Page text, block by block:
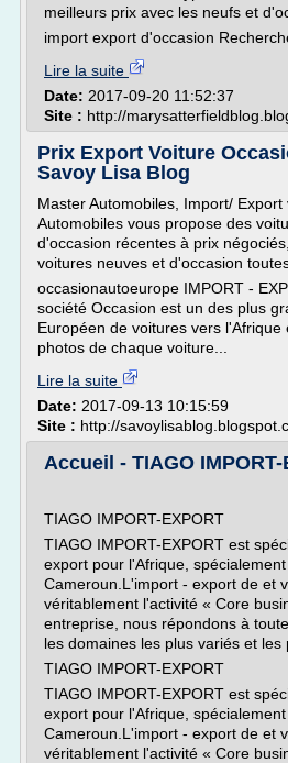
meilleurs prix avec les neufs et
import export d'occasion
Lire la suite
Date: 2017-09-20 11:52:37
Site : http://
Prix Export Voiture
Savoy Lisa Blog
Master Automobiles, Import/
Automobiles vous propose des
d'occasion récentes à prix
voitures neuves et d'occasion
occasionautoeurope IMPORT -
société Occasion est un des plus
Européen de voitures vers l'Afrique
photos de chaque voiture...
Lire la suite
Date: 2017-09-13 10:15:59
Site : http://
Accueil - TIAGO IMPORT-
TIAGO IMPORT-EXPORT
TIAGO IMPORT-EXPORT est
export pour l'Afrique,
Cameroun.L'import - export de et
véritablement l'activité « Core
entreprise, nous répondons à
les domaines les plus variés et les
TIAGO IMPORT-EXPORT
TIAGO IMPORT-EXPORT est
export pour l'Afrique,
Cameroun.L'import - export de et
véritablement l'activité « Core